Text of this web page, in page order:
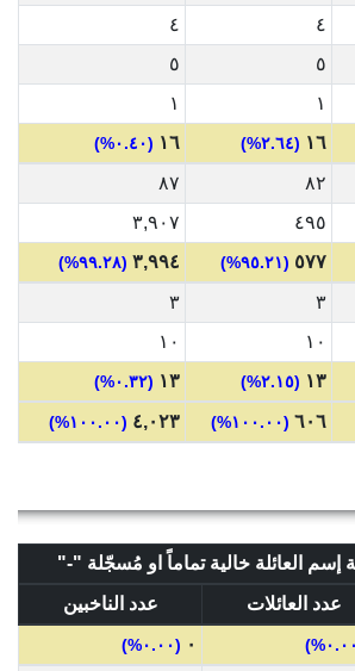
٤
٤
٥
٥
١
١
١٦ (٢.٦٤%) ١٦ (٠.٤٠%)
٨٢
٨٧
٤٩٥
٣,٩٠٧
٥٧٧ (٩٥.٢١%) ٣,٩٩٤ (٩٩.٢٨%)
٣
٣
١٠
١٠
١٣ (٢.١٥%) ١٣ (٠.٣٢%)
٦٠٦ (١٠٠.٠٠%) ٤,٠٢٣ (١٠٠.٠٠%)
إسم العائلة خالية تماماً او مُسجّلة "-"
عدد العائلات
عدد الناخبين
٠ (٠.٠٠%)